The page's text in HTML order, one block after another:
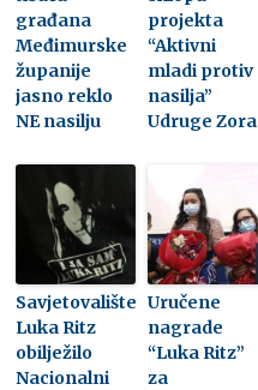
građana
Međimurske
županije
jasno reklo
NE nasilju
projekta
“Aktivni
mladi protiv
nasilja”
Udruge Zora
Savjetovalište
Luka Ritz
obilježilo
Nacionalni
Uručene
nagrade
“Luka Ritz”
za